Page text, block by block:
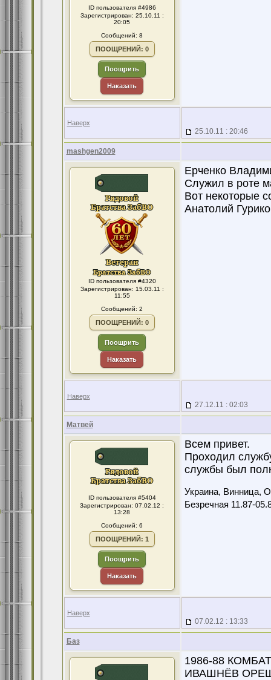
ID пользователя #4986
Зарегистрирован: 25.10.11 :
20:05
Сообщений: 8
ПООЩРЕНИЙ: 0
Поощрить
Наказать
Наверх
25.10.11 : 20:46
mashgen2009
ID пользователя #4320
Зарегистрирован: 15.03.11 :
11:55
Сообщений: 2
ПООЩРЕНИЙ: 0
Поощрить
Наказать
Ерченко
Служил в роте
Вот некоторые
Анатолий
Наверх
27.12.11 : 02:03
Матвей
ID пользователя #5404
Зарегистрирован: 07.02.12 :
13:28
Сообщений: 6
ПООЩРЕНИЙ: 1
Поощрить
Наказать
Всем привет.
Проходил
службы был
Украина, Винница,
Безречная 11.87-
Наверх
07.02.12 : 13:33
Баз
1986-88
ИВАШНЁВ